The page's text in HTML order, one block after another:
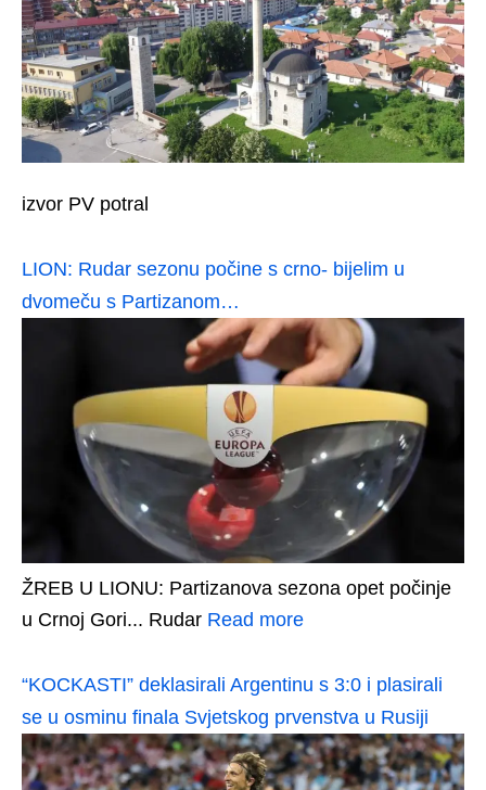
izvor PV potral
LION: Rudar sezonu počine s crno- bijelim u
dvomeču s Partizanom…
ŽREB U LIONU: Partizanova sezona opet počinje
u Crnoj Gori... Rudar Read more
“KOCKASTI” deklasirali Argentinu s 3:0 i plasirali
se u osminu finala Svjetskog prvenstva u Rusiji